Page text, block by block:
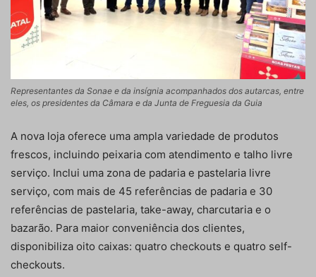
Representantes da Sonae e da insígnia acompanhados dos autarcas, entre
eles, os presidentes da Câmara e da Junta de Freguesia da Guia
A nova loja oferece uma ampla variedade de produtos
frescos, incluindo peixaria com atendimento e talho livre
serviço. Inclui uma zona de padaria e pastelaria livre
serviço, com mais de 45 referências de padaria e 30
referências de pastelaria, take-away, charcutaria e o
bazarão. Para maior conveniência dos clientes,
disponibiliza oito caixas: quatro checkouts e quatro self-
checkouts.